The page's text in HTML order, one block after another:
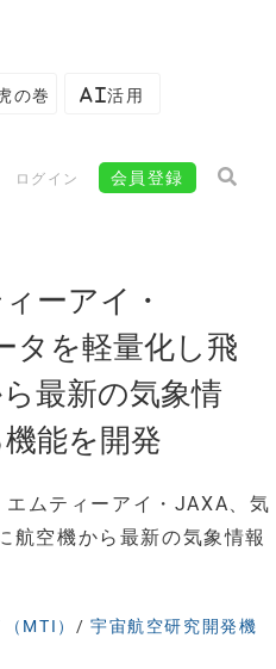
の巻 AI活用
ログイン 会員登録
ーアイ・
タを軽量化し飛
最新の気象情
能を開発
エムティーアイ・JAXA、気
航空機から最新の気象情報
MTI） /宇宙航空研究開発機